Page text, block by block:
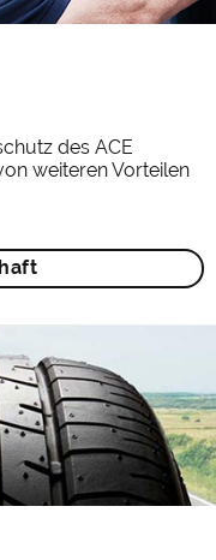
des ACE
weiteren Vorteilen